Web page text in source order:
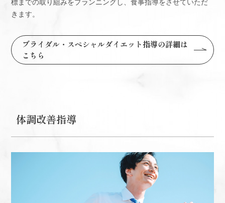
標までの取り組みをプランニングし、食事指導をさせていただ
きます。
ブライダル・スペシャルダイエット指導の詳細は
こちら
体調改善指導